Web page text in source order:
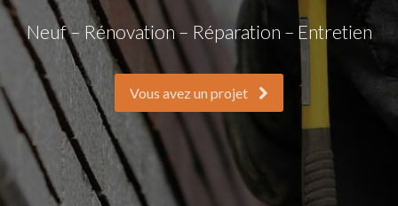
Neuf – Rénovation – Réparation – Entretien
Vous avez un projet